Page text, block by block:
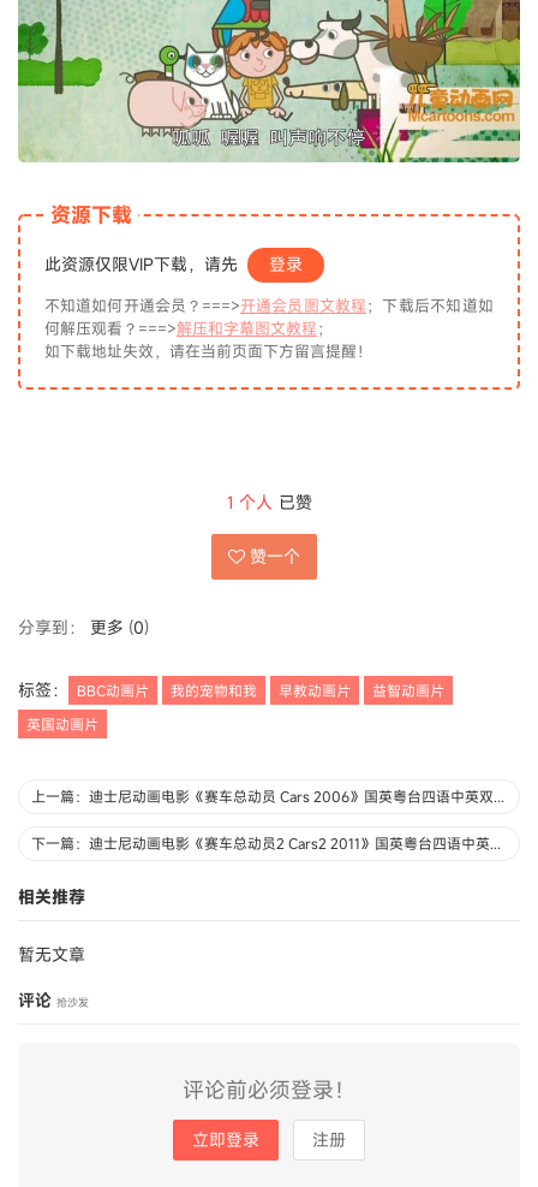
资源下载
此资源仅限VIP下载，请先 登录
不知道如何开通会员？===>开通会员图文教程；下载后不知道如
何解压观看？===>解压和字幕图文教程；
如下载地址失效，请在当前页面下方留言提醒！
1 个人 已赞
赞一个
分享到： 更多 (0)
标签： BBC动画片 我的宠物和我 早教动画片
益智动画片
英国动画片
上一篇：迪士尼动画电影《赛车总动员 Cars 2006》国英粤台四语中英双字 1080P/MKV/4.75G 动画片赛车总动员下载
下一篇：迪士尼动画电影《赛车总动员2 Cars2 2011》国英粤台四语中英双字 1080P/MKV/3.71G 动画片赛车总动员下载
相关推荐
暂无文章
评论 抢沙发
评论前必须登录！
立即登录 注册